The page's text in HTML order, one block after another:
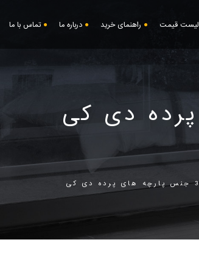
لیست قیمت راهنمای خرید درباره ما تماس با ما